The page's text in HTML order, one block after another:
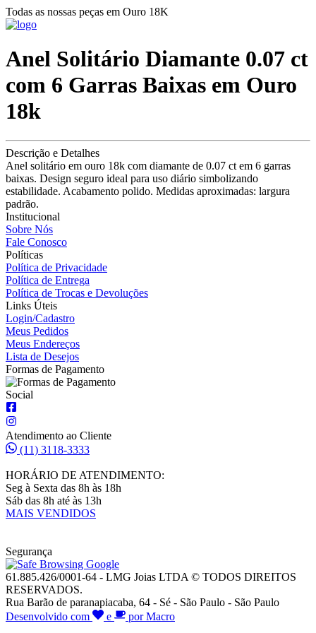
Todas as nossas peças em Ouro 18K
Anel Solitário Diamante 0.07 ct
com 6 Garras Baixas em Ouro
18k
Descrição e Detalhes
Anel solitário em ouro 18k com diamante de 0.07 ct em 6 garras
baixas. Design seguro ideal para uso diário simbolizando
estabilidade. Acabamento polido. Medidas aproximadas: largura
padrão.
Institucional
Sobre Nós
Fale Conosco
Políticas
Política de Privacidade
Política de Entrega
Política de Trocas e Devoluções
Links Úteis
Login/Cadastro
Meus Pedidos
Meus Endereços
Lista de Desejos
Formas de Pagamento
Social
Atendimento ao Cliente
(11) 3118-3333
HORÁRIO DE ATENDIMENTO:
Seg à Sexta das 8h às 18h
Sáb das 8h até às 13h
MAIS VENDIDOS
Segurança
61.885.426/0001-64 - LMG Joias LTDA © TODOS DIREITOS
RESERVADOS.
Rua Barão de paranapiacaba, 64 - Sé - São Paulo - São Paulo
Desenvolvido com
e por Macro